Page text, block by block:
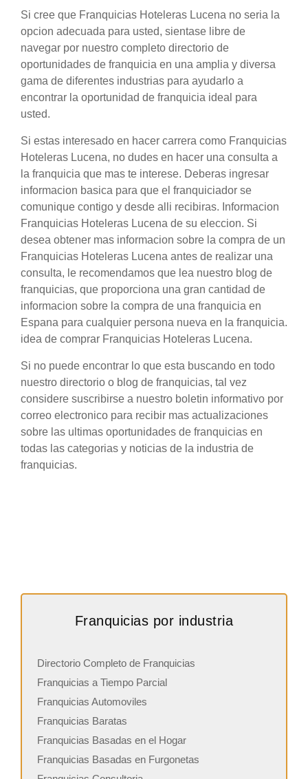
Si cree que Franquicias Hoteleras Lucena no seria la
opcion adecuada para usted, sientase libre de
navegar por nuestro completo directorio de
oportunidades de franquicia en una amplia y diversa
gama de diferentes industrias para ayudarlo a
encontrar la oportunidad de franquicia ideal para
usted.
Si estas interesado en hacer carrera como Franquicias
Hoteleras Lucena, no dudes en hacer una consulta a
la franquicia que mas te interese. Deberas ingresar
informacion basica para que el franquiciador se
comunique contigo y desde alli recibiras. Informacion
Franquicias Hoteleras Lucena de su eleccion. Si
desea obtener mas informacion sobre la compra de un
Franquicias Hoteleras Lucena antes de realizar una
consulta, le recomendamos que lea nuestro blog de
franquicias, que proporciona una gran cantidad de
informacion sobre la compra de una franquicia en
Espana para cualquier persona nueva en la franquicia.
idea de comprar Franquicias Hoteleras Lucena.
Si no puede encontrar lo que esta buscando en todo
nuestro directorio o blog de franquicias, tal vez
considere suscribirse a nuestro boletin informativo por
correo electronico para recibir mas actualizaciones
sobre las ultimas oportunidades de franquicias en
todas las categorias y noticias de la industria de
franquicias.
Franquicias por industria
Directorio Completo de Franquicias
Franquicias a Tiempo Parcial
Franquicias Automoviles
Franquicias Baratas
Franquicias Basadas en el Hogar
Franquicias Basadas en Furgonetas